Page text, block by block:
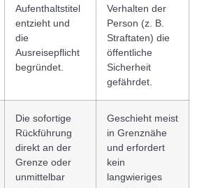
Aufenthaltstitel
entzieht und
die
Ausreisepflicht
begründet.
Verhalten der
Person (z. B.
Straftaten) die
öffentliche
Sicherheit
gefährdet.
Die sofortige
Rückführung
direkt an der
Grenze oder
unmittelbar
Geschieht meist
in Grenznähe
und erfordert
kein
langwieriges